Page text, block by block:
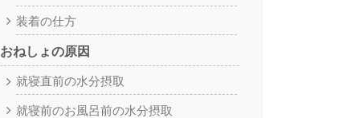
装着の仕方
おねしょの原因
就寝直前の水分摂取
就寝前のお風呂前の水分摂取